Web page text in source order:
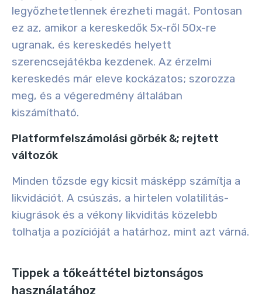
legyőzhetetlennek érezheti magát. Pontosan
ez az, amikor a kereskedők 5x-ről 50x-re
ugranak, és kereskedés helyett
szerencsejátékba kezdenek. Az érzelmi
kereskedés már eleve kockázatos; szorozza
meg, és a végeredmény általában
kiszámítható.
Platformfelszámolási görbék &; rejtett
változók
Minden tőzsde egy kicsit másképp számítja a
likvidációt. A csúszás, a hirtelen volatilitás-
kiugrások és a vékony likviditás közelebb
tolhatja a pozícióját a határhoz, mint azt várná.
Tippek a tőkeáttétel biztonságos
használatához